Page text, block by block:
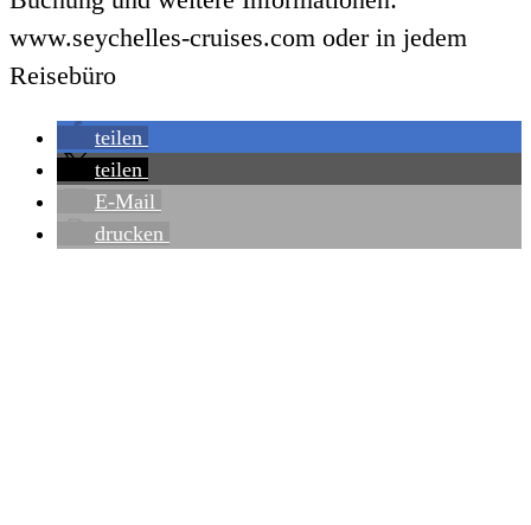
www.seychelles-cruises.com oder in jedem
Reisebüro
teilen
teilen
E-Mail
drucken